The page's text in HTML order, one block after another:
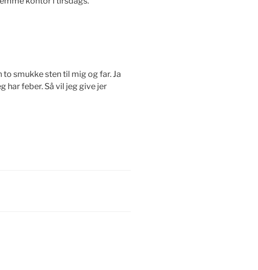
smukke sten til mig og far. Ja
har feber. Så vil jeg give jer